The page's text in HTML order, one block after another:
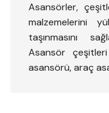
Asansörler,
malzemelerini
taşınmasını
Asansör
asansörü, araç